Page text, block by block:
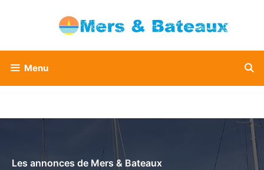
Menu
Les annonces de Mers & Bateaux